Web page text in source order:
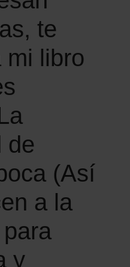
te
mi libro
de
(Así
a la
y